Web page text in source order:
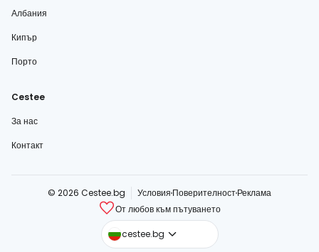
Албания
Кипър
Порто
Cestee
За нас
Контакт
© 2026 Cestee.bg Условия ПоверителностРеклама
От любов към пътуването
cestee.bg
cestee.com
cestee.sk